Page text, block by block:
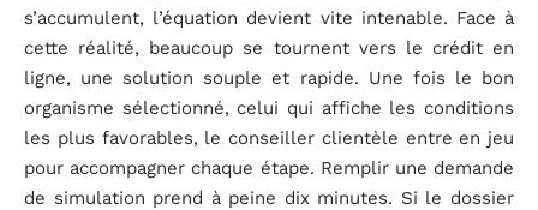
s’accumulent, l’équation devient vite intenable. Face à
cette réalité, beaucoup se tournent vers le crédit en
ligne, une solution souple et rapide. Une fois le bon
organisme sélectionné, celui qui affiche les conditions
les plus favorables, le conseiller clientèle entre en jeu
pour accompagner chaque étape. Remplir une demande
de simulation prend à peine dix minutes. Si le dossier